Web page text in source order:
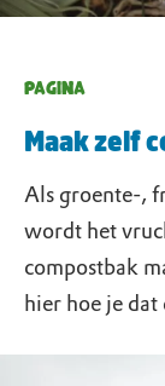
PAGINA
Maak zelf
Als groente-,
wordt het
compostbak
hier hoe je dat